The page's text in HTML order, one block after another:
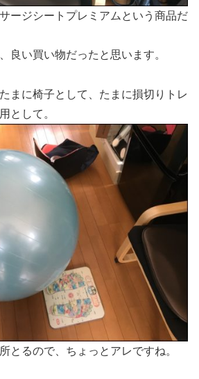
ージシートプレミアムという商品だ
良い買い物だったと思います。
まに椅子として、たまに損切りトレ
として。
とるので、ちょっとアレですね。